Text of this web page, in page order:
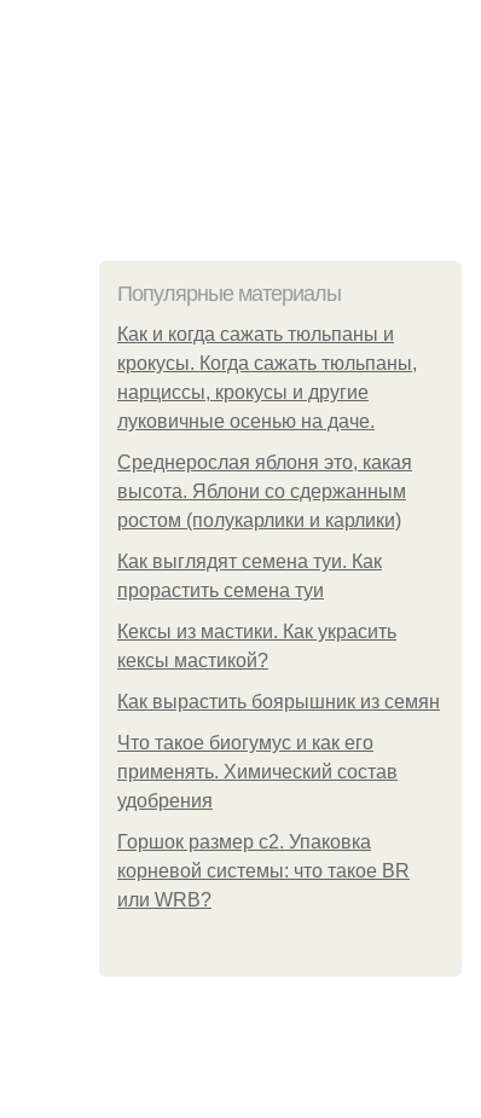
Популярные материалы
Как и когда сажать тюльпаны и
крокусы. Когда сажать тюльпаны,
нарциссы, крокусы и другие
луковичные осенью на даче.
Среднерослая яблоня это, какая
высота. Яблони со сдержанным
ростом (полукарлики и карлики)
Как выглядят семена туи. Как
прорастить семена туи
Кексы из мастики. Как украсить
кексы мастикой?
Как вырастить боярышник из семян
Что такое биогумус и как его
применять. Химический состав
удобрения
Горшок размер с2. Упаковка
корневой системы: что такое BR
или WRB?